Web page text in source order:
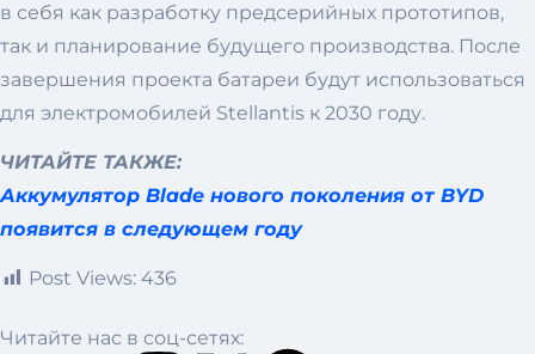
в себя как разработку предсерийных прототипов,
так и планирование будущего производства. После
завершения проекта батареи будут использоваться
для электромобилей Stellantis к 2030 году.
ЧИТАЙТЕ ТАКЖЕ:
Аккумулятор Blade нового поколения от BYD
появится в следующем году
Post Views: 436
Читайте нас в соц-сетях: